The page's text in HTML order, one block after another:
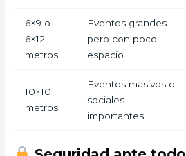
6×9 o
6×12
metros
Eventos grandes
pero con poco
espacio
10×10
metros
Eventos masivos o
sociales
importantes